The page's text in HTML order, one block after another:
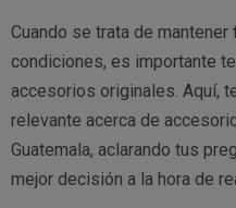
Cuando se trata de
condiciones, es importante
accesorios originales. Aquí,
relevante acerca de
Guatemala, aclarando tus
mejor decisión a la hora de